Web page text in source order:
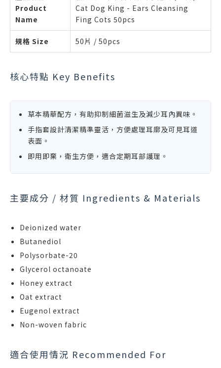
Product
Name
Cat Dog King - Ears Cleansing
Fing Cots 50pcs
規格 Size 50片 / 50pcs
核心特點 Key Benefits
草本精華配方，有助抑制細菌滋生及減少耳內異味。
手指套設計清潔精準靈活，方便處理耳廓及可見耳道
表面。
即用即棄，衛生方便，適合定期耳部護理。
主要成分 / 材質 Ingredients & Materials
Deionized water
Butanediol
Polysorbate-20
Glycerol octanoate
Honey extract
Oat extract
Eugenol extract
Non-woven fabric
適合使用情況 Recommended For